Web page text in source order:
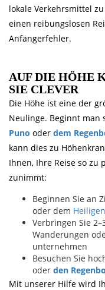
lokale Verkehrsmittel
einen reibungslosen
Anfängerfehler.
AUF DIE HÖHE
SIE CLEVER
Die Höhe ist eine der
Neulinge. Beginnt man
Puno oder dem
kann dies zu
Ihnen, Ihre Reise so zu
zunimmt:
Beginnen Sie an
oder dem
Verbringen Sie
Wanderungen
unternehmen
Besuchen Sie
oder den
Mit unserer Hilfe wird